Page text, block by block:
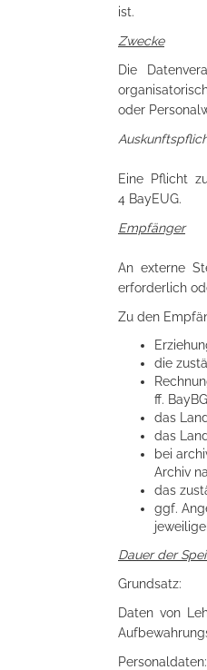
ist.
Zwecke
Die
oder
Eine Pflicht
4 BayEUG.
Empfänger
An externe
erforderlich
Zu den
die
ff.
das
das
bei
Archiv
das
ggf.
Dauer der
Grundsatz:
Daten von
Personaldaten: